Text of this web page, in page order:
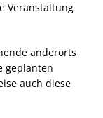
Veranstaltung
anderorts
geplanten
auch diese